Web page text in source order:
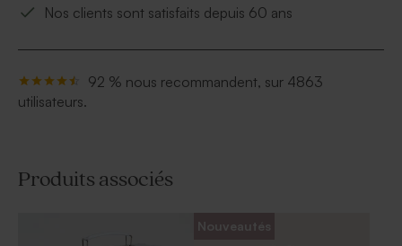
Nos clients sont satisfaits depuis 60 ans
92 % nous recommandent, sur 4863
utilisateurs.
Produits associés
Nouveautés